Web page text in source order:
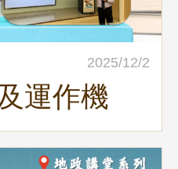
2025/12/2
運作機
回顧